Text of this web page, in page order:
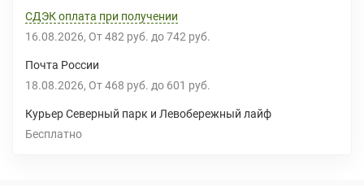
СДЭК оплата при получении
16.08.2026 От 482 руб. до 742 руб.
Почта России
18.08.2026 От 468 руб. до 601 руб.
Курьер Северный парк и Левобережный лайф
Бесплатно